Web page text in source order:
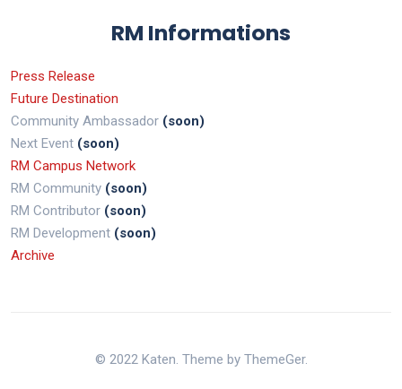
RM Informations
Press Release
Future Destination
Community Ambassador (soon)
Next Event (soon)
RM Campus Network
RM Community (soon)
RM Contributor (soon)
RM Development (soon)
Archive
© 2022 Katen. Theme by ThemeGer.